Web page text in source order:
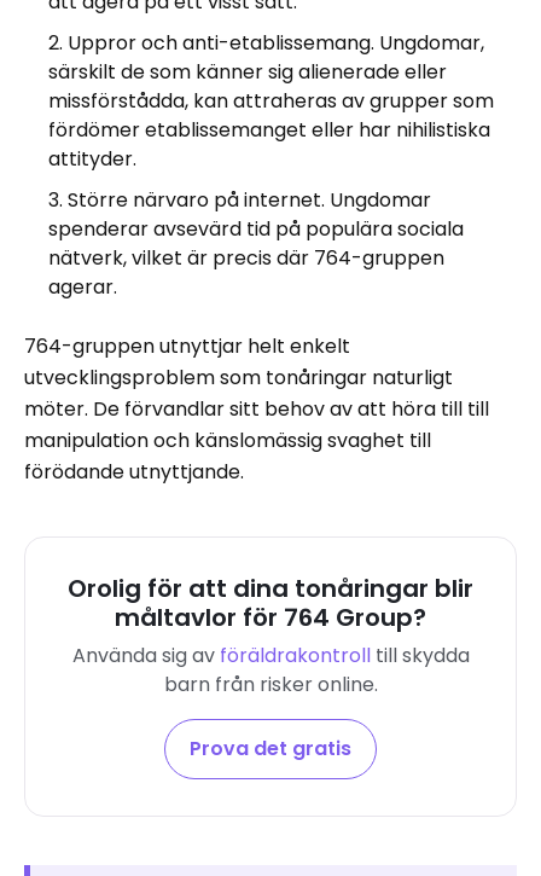
Uppror och anti-etablissemang. Ungdomar,
särskilt de som känner sig alienerade eller
missförstådda, kan attraheras av grupper som
fördömer etablissemanget eller har nihilistiska
attityder.
Större närvaro på internet. Ungdomar
spenderar avsevärd tid på populära sociala
nätverk, vilket är precis där 764-gruppen
agerar.
764-gruppen utnyttjar helt enkelt
utvecklingsproblem som tonåringar naturligt
möter. De förvandlar sitt behov av att höra till till
manipulation och känslomässig svaghet till
förödande utnyttjande.
Orolig för att dina tonåringar blir
måltavlor för 764 Group?
Använda sig av föräldrakontrolltillskydda
barn från risker online.
Prova det gratis